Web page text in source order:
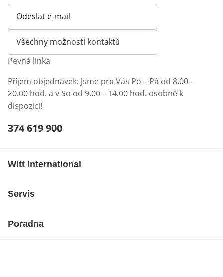
Odeslat e-mail
Otevírá e-mailového klienta
Všechny možnosti kontaktů
Pevná linka
Příjem objednávek: Jsme pro Vás Po – Pá od 8.00 –
20.00 hod. a v So od 9.00 – 14.00 hod. osobně k
dispozici!
Telefonní číslo:
374 619 900
Witt International
Servis
Poradna